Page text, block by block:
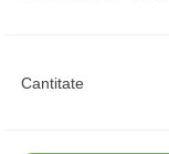
Cantitate